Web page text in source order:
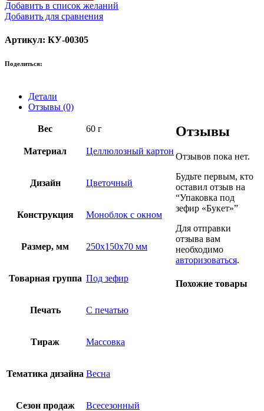
Добавить в список желаний
Добавить для сравнения
Артикул: КУ-00305
Поделиться:
Детали
Отзывы (0)
Вес 60 г
Материал Целлюлозный картон
Дизайн Цветочный
Конструкция Моноблок с окном
Размер, мм 250х150х70 мм
Товарная группа Под зефир
Печать С печатью
Тираж Массовка
Тематика дизайна Весна
Сезон продаж Всесезонный
Отзывы
Отзывов пока нет.
Будьте первым, кто
оставил отзыв на
“Упаковка под
зефир «Букет»”
Для отправки
отзыва вам
необходимо
авторизоваться.
Похожие товары